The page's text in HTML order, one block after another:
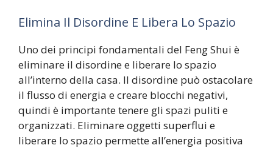
Elimina Il Disordine E Libera Lo Spazio
Uno dei principi fondamentali del Feng Shui è
eliminare il disordine e liberare lo spazio
all’interno della casa. Il disordine può ostacolare
il flusso di energia e creare blocchi negativi,
quindi è importante tenere gli spazi puliti e
organizzati. Eliminare oggetti superflui e
liberare lo spazio permette all’energia positiva